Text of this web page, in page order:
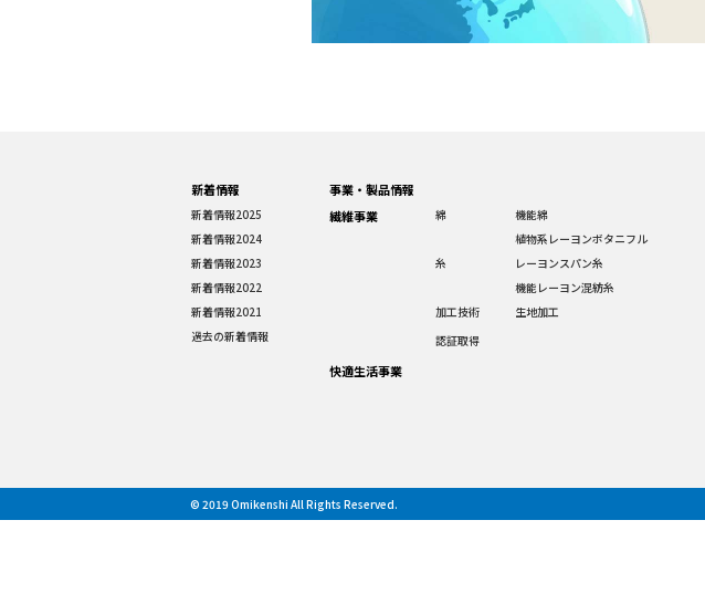
新着情報
新着情報2025
新着情報2024
新着情報2023
新着情報2022
新着情報2021
過去の新着情報
事業・製品情報
繊維事業
綿
機能綿
植物系レーヨンボタニフル
糸
レーヨンスパン糸
機能レーヨン混紡糸
加工技術
生地加工
認証取得
快適生活事業
© 2019 Omikenshi All Rights Reserved.